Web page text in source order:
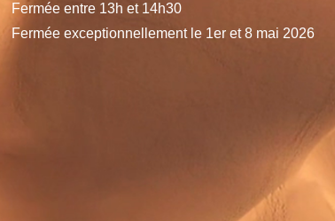
Fermée entre 13h et 14h30
Fermée exceptionnellement le 1er et 8 mai 2026